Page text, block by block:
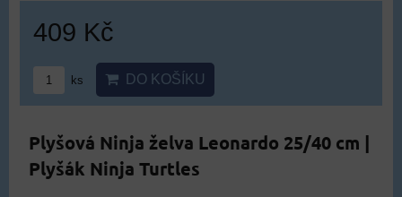
409 Kč
ks DO KOŠÍKU
Plyšová Ninja želva Leonardo 25/40 cm |
Plyšák Ninja Turtles